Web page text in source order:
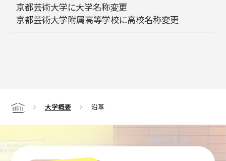
京都芸術大学に大学名称変更
京都芸術大学附属高等学校に高校名称変更
Home 大学概要 沿革